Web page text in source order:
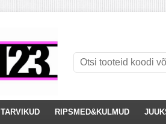
TARVIKUD RIPSMED&KULMUD